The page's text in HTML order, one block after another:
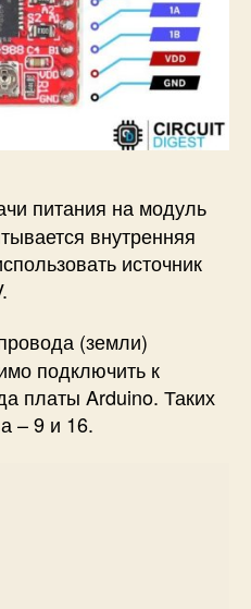
питания на модуль
внутренняя
источник
(земли)
подключить к
платы Arduino. Таких
– 9 и 16.